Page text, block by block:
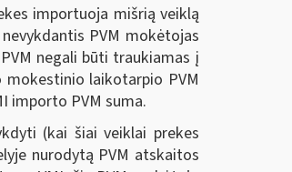
importuoja mišrią veiklą
PVM mokėtojas
negali būti traukiamas į
laikotarpio PVM
importo PVM suma.
(kai šiai veiklai prekes
nurodytą PVM atskaitos